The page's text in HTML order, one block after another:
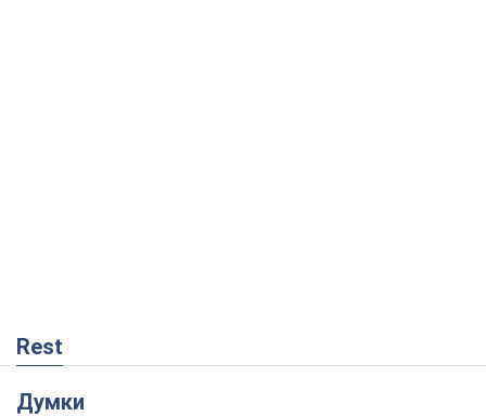
Rest
Думки